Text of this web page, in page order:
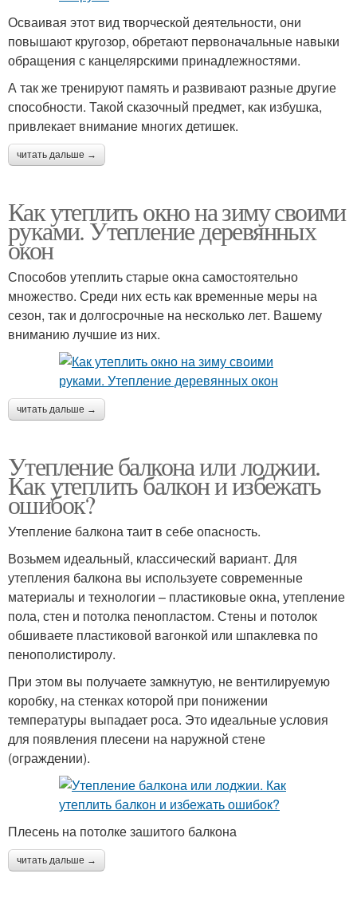
Осваивая этот вид творческой деятельности, они
повышают кругозор, обретают первоначальные навыки
обращения с канцелярскими принадлежностями.
А так же тренируют память и развивают разные другие
способности. Такой сказочный предмет, как избушка,
привлекает внимание многих детишек.
читать дальше →
Как утеплить окно на зиму своими
руками. Утепление деревянных
окон
Способов утеплить старые окна самостоятельно
множество. Среди них есть как временные меры на
сезон, так и долгосрочные на несколько лет. Вашему
вниманию лучшие из них.
читать дальше →
Утепление балкона или лоджии.
Как утеплить балкон и избежать
ошибок?
Утепление балкона таит в себе опасность.
Возьмем идеальный, классический вариант. Для
утепления балкона вы используете современные
материалы и технологии – пластиковые окна, утепление
пола, стен и потолка пенопластом. Стены и потолок
обшиваете пластиковой вагонкой или шпаклевка по
пенополистиролу.
При этом вы получаете замкнутую, не вентилируемую
коробку, на стенках которой при понижении
температуры выпадает роса. Это идеальные условия
для появления плесени на наружной стене
(ограждении).
Плесень на потолке зашитого балкона
читать дальше →